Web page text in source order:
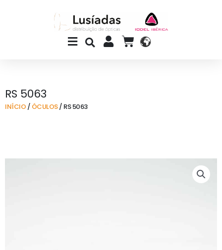
Main
Menu
CART
RS 5063
INÍCIO / ÓCULOS/ RS 5063